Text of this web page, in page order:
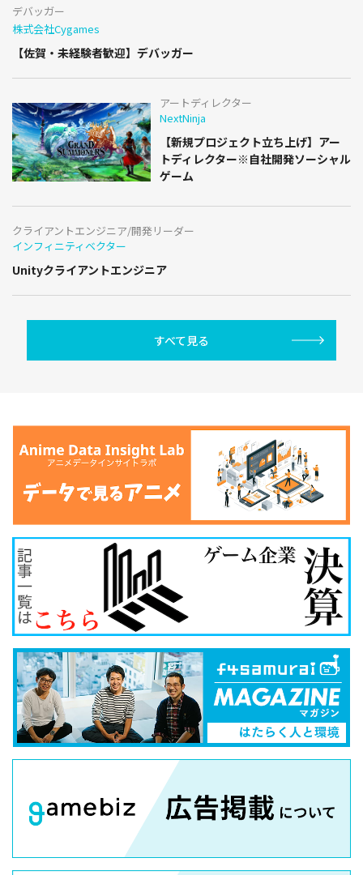
デバッガー
株式会社Cygames
【佐賀・未経験者歓迎】デバッガー
アートディレクター
NextNinja
【新規プロジェクト立ち上げ】アー
トディレクター※自社開発ソーシャル
ゲーム
クライアントエンジニア/開発リーダー
インフィニティベクター
Unityクライアントエンジニア
すべて見る